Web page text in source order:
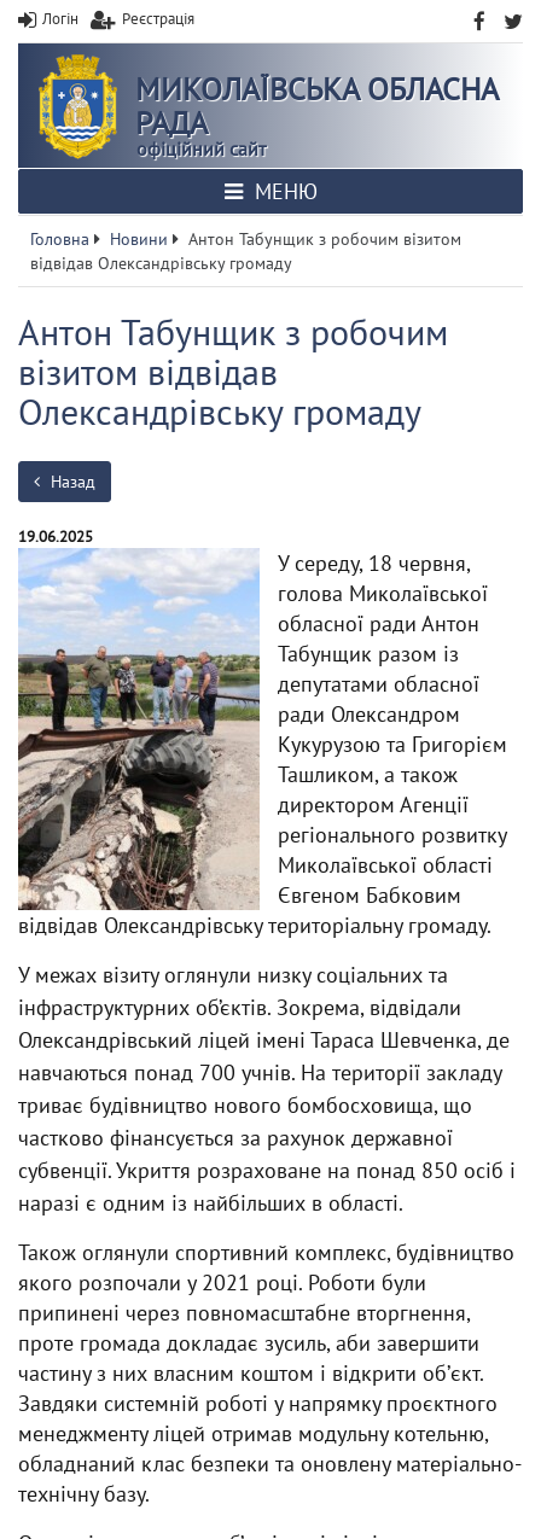
Логін Реєстрація
МИКОЛАЇВСЬКА ОБЛАСНА
РАДА
офіційний сайт
МЕНЮ
Головна Новини
Антон Табунщик з робочим візитом
відвідав Олександрівську громаду
Антон Табунщик з робочим
візитом відвідав
Олександрівську громаду
Назад
19.06.2025
У середу, 18 червня,
голова Миколаївської
обласної ради Антон
Табунщик разом із
депутатами обласної
ради Олександром
Кукурузою та Григорієм
Ташликом, а також
директором Агенції
регіонального розвитку
Миколаївської області
Євгеном Бабковим
відвідав Олександрівську територіальну громаду.
У межах візиту оглянули низку соціальних та
інфраструктурних об’єктів. Зокрема, відвідали
Олександрівський ліцей імені Тараса Шевченка, де
навчаються понад 700 учнів. На території закладу
триває будівництво нового бомбосховища, що
частково фінансується за рахунок державної
субвенції. Укриття розраховане на понад 850 осіб і
наразі є одним із найбільших в області.
Також оглянули спортивний комплекс, будівництво
якого розпочали у 2021 році. Роботи були
припинені через повномасштабне вторгнення,
проте громада докладає зусиль, аби завершити
частину з них власним коштом і відкрити обʼєкт.
Завдяки системній роботі у напрямку проєктного
менеджменту ліцей отримав модульну котельню,
обладнаний клас безпеки та оновлену матеріально-
технічну базу.